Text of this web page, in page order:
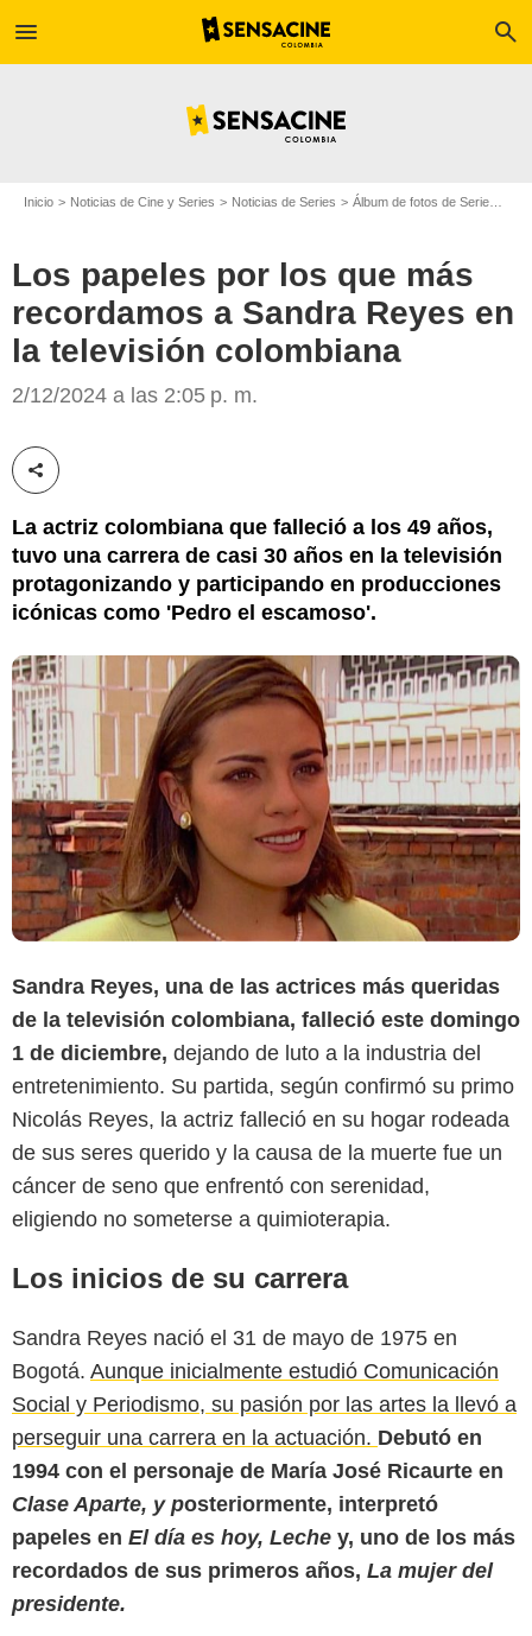
menu search
Inicio Noticias de Cine y Series Noticias de Series Álbum de fotos de Serie
Los papeles por los que más
recordamos a Sandra Reyes en
la televisión colombiana
2/12/2024 a las 2:05 p. m.
Compartir esta noticia
La actriz colombiana que falleció a los 49 años,
tuvo una carrera de casi 30 años en la televisión
protagonizando y participando en producciones
icónicas como 'Pedro el escamoso'.
Sandra Reyes, una de las actrices más queridas
de la televisión colombiana, falleció este domingo
1 de diciembre, dejando de luto a la industria del
entretenimiento. Su partida, según confirmó su primo
Nicolás Reyes, la actriz falleció en su hogar rodeada
de sus seres querido y la causa de la muerte fue un
cáncer de seno que enfrentó con serenidad,
eligiendo no someterse a quimioterapia.
Los inicios de su carrera
Sandra Reyes nació el 31 de mayo de 1975 en
Bogotá. Aunque inicialmente estudió Comunicación
Social y Periodismo, su pasión por las artes la llevó a
perseguir una carrera en la actuación. Debutó en
1994 con el personaje de María José Ricaurte en
Clase Aparte, y posteriormente, interpretó
papeles en El día es hoy, Leche y, uno de los más
recordados de sus primeros años, La mujer del
presidente.
Proimágenes